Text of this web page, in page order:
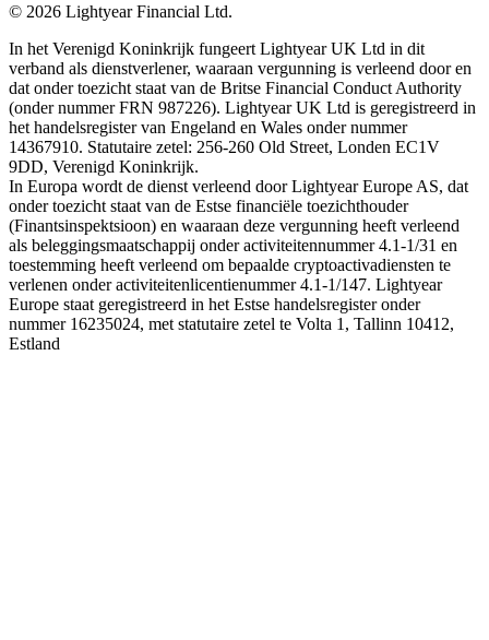
© 2026 Lightyear Financial Ltd.
In het Verenigd Koninkrijk fungeert Lightyear UK Ltd in dit
verband als dienstverlener, waaraan vergunning is verleend door en
dat onder toezicht staat van de Britse Financial Conduct Authority
(onder nummer FRN 987226). Lightyear UK Ltd is geregistreerd in
het handelsregister van Engeland en Wales onder nummer
14367910. Statutaire zetel: 256-260 Old Street, Londen EC1V
9DD, Verenigd Koninkrijk.
In Europa wordt de dienst verleend door Lightyear Europe AS, dat
onder toezicht staat van de Estse financiële toezichthouder
(Finantsinspektsioon) en waaraan deze vergunning heeft verleend
als beleggingsmaatschappij onder activiteitennummer 4.1-1/31 en
toestemming heeft verleend om bepaalde cryptoactivadiensten te
verlenen onder activiteitenlicentienummer 4.1-1/147. Lightyear
Europe staat geregistreerd in het Estse handelsregister onder
nummer 16235024, met statutaire zetel te Volta 1, Tallinn 10412,
Estland